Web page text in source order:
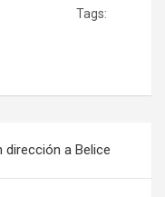
Tags:
dirección a Belice